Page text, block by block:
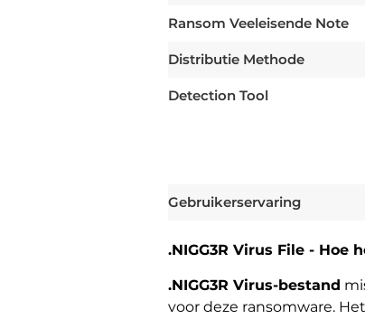
Ransom Veeleisende Note
Distributie Methode
Detection Tool
Gebruikerservaring
.NIGG3R Virus File -
.NIGG3R Virus-bestand
voor deze ransomware.